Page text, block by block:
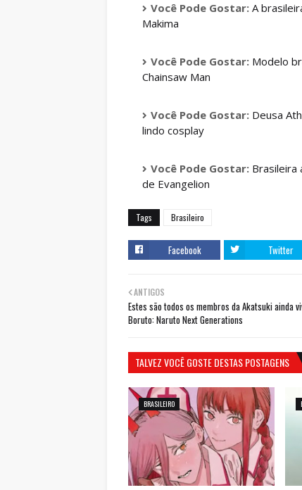
Você Pode Gostar: A
Makima
Você Pode Gostar: Modelo
Chainsaw Man
Você Pode Gostar: Deusa
lindo cosplay
Você Pode Gostar: Brasileira
de Evangelion
Tags Brasileiro
Facebook Twitter
ANTIGOS
Estes são todos os membros da Akatsuki ainda
Boruto: Naruto Next Generations
TALVEZ VOCÊ GOSTE DESTAS POSTAGENS
BRASILEIRO